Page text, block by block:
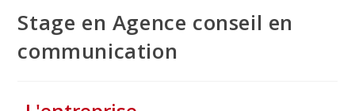
Stage en Agence conseil en
communication